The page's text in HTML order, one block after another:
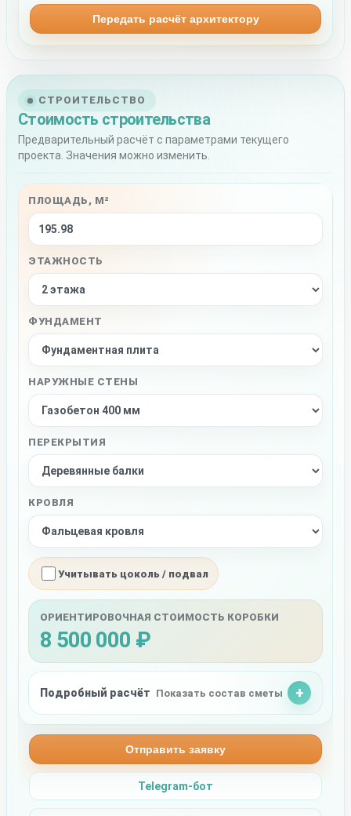
СТРОИТЕЛЬСТВО
Стоимость строительства
Предварительный расчёт с параметрами текущего
проекта. Значения можно изменить.
ПЛОЩАДЬ, М²
ЭТАЖНОСТЬ
ФУНДАМЕНТ
НАРУЖНЫЕ СТЕНЫ
ПЕРЕКРЫТИЯ
КРОВЛЯ
Учитывать цоколь / подвал
ОРИЕНТИРОВОЧНАЯ СТОИМОСТЬ КОРОБКИ
8 500 000 ₽
Подробный расчёт Показать состав сметы
Отправить заявку
Telegram-бот
Передать расчёт архитектору